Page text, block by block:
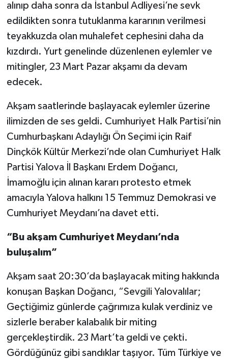
alınıp daha sonra da İstanbul Adliyesi’ne sevk
edildikten sonra tutuklanma kararının verilmesi
teyakkuzda olan muhalefet cephesini daha da
kızdırdı. Yurt genelinde düzenlenen eylemler ve
mitingler, 23 Mart Pazar akşamı da devam
edecek.
Akşam saatlerinde başlayacak eylemler üzerine
ilimizden de ses geldi. Cumhuriyet Halk Partisi’nin
Cumhurbaşkanı Adaylığı Ön Seçimi için Raif
Dinçkök Kültür Merkezi’nde olan Cumhuriyet Halk
Partisi Yalova İl Başkanı Erdem Doğancı,
İmamoğlu için alınan kararı protesto etmek
amacıyla Yalova halkını 15 Temmuz Demokrasi ve
Cumhuriyet Meydanı’na davet etti.
“Bu akşam Cumhuriyet Meydanı’nda
buluşalım”
Akşam saat 20:30’da başlayacak miting hakkında
konuşan Başkan Doğancı, “Sevgili Yalovalılar;
Geçtiğimiz günlerde çağrımıza kulak verdiniz ve
sizlerle beraber kalabalık bir miting
gerçekleştirdik. 23 Mart’ta geldi ve çekti.
Gördüğünüz gibi sandıklar taşıyor. Tüm Türkiye ve